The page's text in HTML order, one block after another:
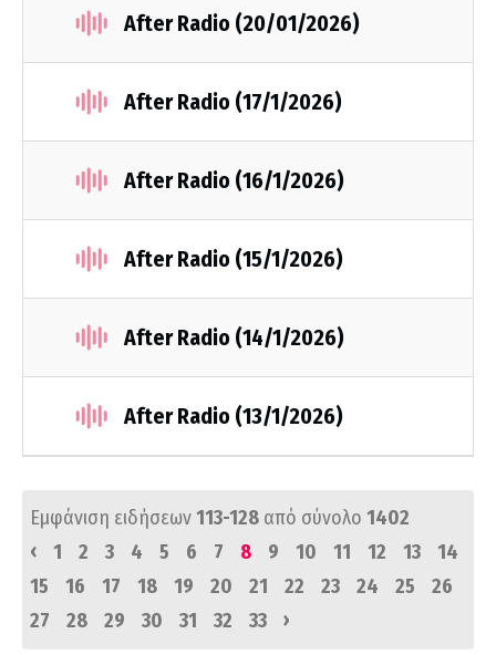
After Radio (20/01/2026)
After Radio (17/1/2026)
After Radio (16/1/2026)
After Radio (15/1/2026)
After Radio (14/1/2026)
After Radio (13/1/2026)
Εμφάνιση ειδήσεων113-128 από σύνολο 1402
‹
1 2 3 4 5 6 7 8 9 10 11 12 13
14
15
16 17 18 19 20 21 22 23 24 25
26
27
28 29 30 31 32 33 ›